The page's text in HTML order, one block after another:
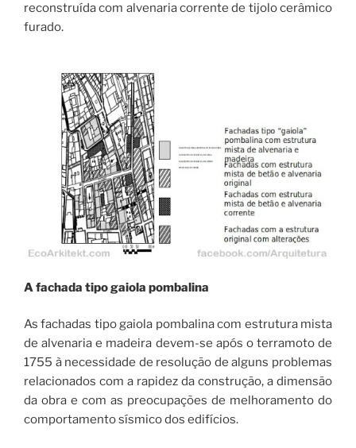
reconstruída com alvenaria corrente de tijolo cerâmico
furado.
A fachada tipo gaiola pombalina
As fachadas tipo gaiola pombalina com estrutura mista
de alvenaria e madeira devem-se após o terramoto de
1755 à necessidade de resolução de alguns problemas
relacionados com a rapidez da construção, a dimensão
da obra e com as preocupações de melhoramento do
comportamento sísmico dos edifícios.